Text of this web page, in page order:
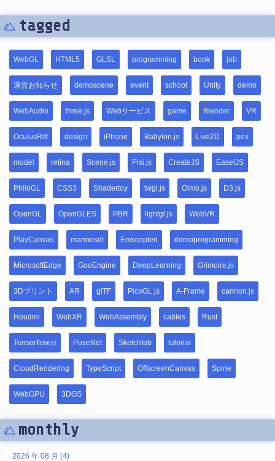
tagged
WebGL HTML5 GLSL programming book job
運営お知らせ demoscene event school Unity demo
WebAudio three.js Webサービス game Blender VR
OculusRift design iPhone Babylon.js Live2D pex
model retina Scene.js Pixi.js CreateJS EaselJS
PhiloGL CSS3 Shadertoy twgl.js Oimo.js D3.js
OpenGL OpenGLES PBR lightgl.js WebVR
PlayCanvas marmoset Emscripten demoprogramming
MicrosoftEdge GooEngine DeepLearning Grimoire.js
3Dプリント AR glTF PicoGL.js A-Frame cannon.js
Houdini WebXR WebAssembly cables Rust
Tensorflow.js PoseNet Sketchfab tutorial
CloudRendering TypeScript OffscreenCanvas Spine
WebGPU 3DGS
monthly
2026 年 08 月 (4)